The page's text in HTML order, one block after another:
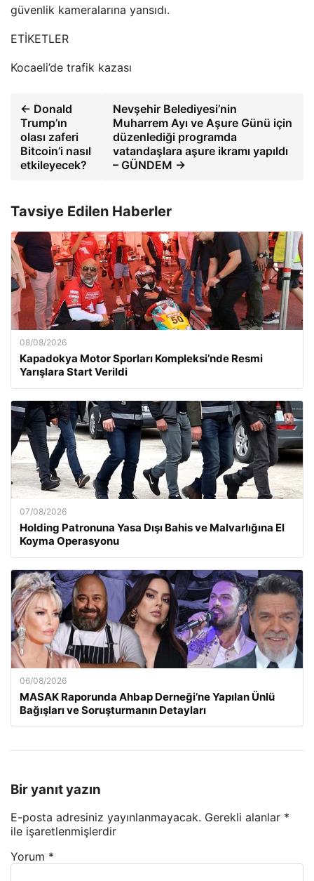
güvenlik kameralarına yansıdı.
ETİKETLER
Kocaeli’de trafik kazası
← Donald
Trump’ın
olası zaferi
Bitcoin’i nasıl
etkileyecek?
Nevşehir Belediyesi’nin
Muharrem Ayı ve Aşure Günü için
düzenlediği programda
vatandaşlara aşure ikramı yapıldı
– GÜNDEM →
Tavsiye Edilen Haberler
08/08/2026
Kapadokya Motor Sporları Kompleksi’nde Resmi
Yarışlara Start Verildi
07/08/2026
Holding Patronuna Yasa Dışı Bahis ve Malvarlığına El
Koyma Operasyonu
06/08/2026
MASAK Raporunda Ahbap Derneği’ne Yapılan Ünlü
Bağışları ve Soruşturmanın Detayları
Bir yanıt yazın
E-posta adresiniz yayınlanmayacak. Gerekli alanlar *
ile işaretlenmişlerdir
Yorum *